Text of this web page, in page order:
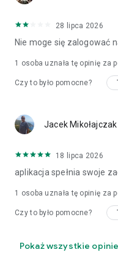
28 lipca 2026
Nie moge się zalogować
1 osoba uznała tę opinię za
Czy to było pomocne?
Jacek Mikołajczak
18 lipca 2026
aplikacja spełnia swoje
1 osoba uznała tę opinię za
Czy to było pomocne?
Pokaż wszystkie opinie